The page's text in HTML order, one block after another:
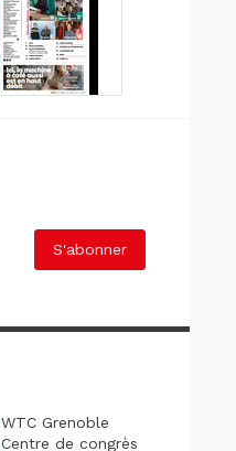
S'abonner
WTC Grenoble
Centre de congrès